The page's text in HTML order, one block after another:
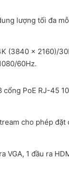
lượng tối đa
(3840 × 2160)/
60Hz.
PoE RJ-45
cho phép
VGA, 1 đầu ra